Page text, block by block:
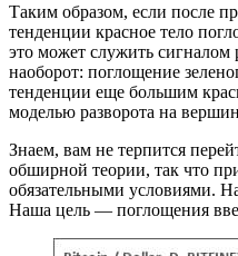
Таким образом, если после
тенденции красное тело
это может служить сигналом
наоборот: поглощение
тенденции еще большим
моделью разворота на
Знаем, вам не терпится
обширной теории, так что
обязательными условиями.
Наша цель — поглощения